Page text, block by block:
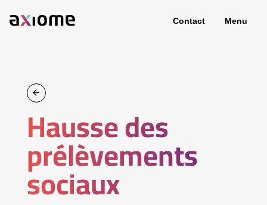
Contact Menu
Hausse des
prélèvements
sociaux